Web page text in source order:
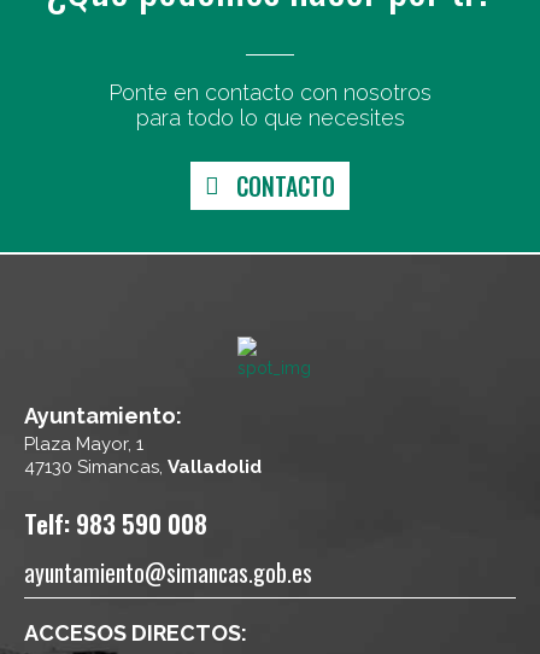
Ponte en contacto con nosotros
para todo lo que necesites
CONTACTO
Ayuntamiento:
Plaza Mayor, 1
47130 Simancas, Valladolid
Telf: 983 590 008
ayuntamiento@simancas.gob.es
ACCESOS DIRECTOS: